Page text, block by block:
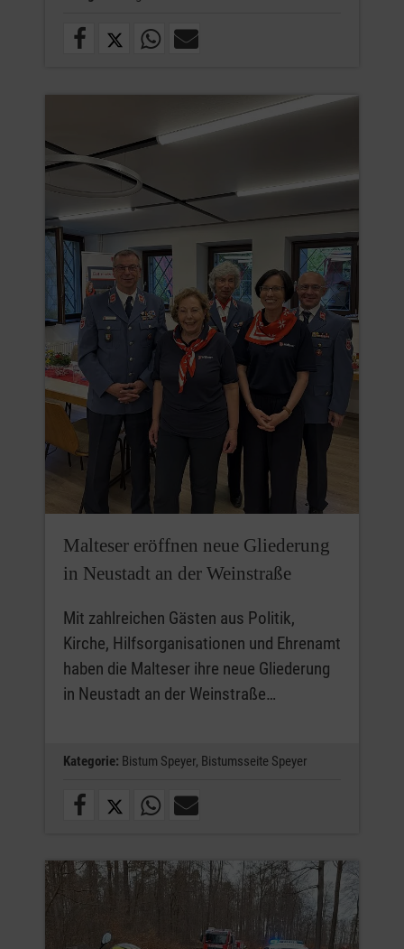
Malteser eröffnen neue Gliederung
in Neustadt an der Weinstraße
Mit zahlreichen Gästen aus Politik,
Kirche, Hilfsorganisationen und Ehrenamt
haben die Malteser ihre neue Gliederung
in Neustadt an der Weinstraße…
Kategorie: Bistum Speyer, Bistumsseite Speyer